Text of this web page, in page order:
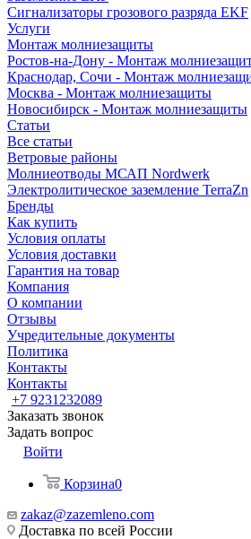
Сигнализаторы грозового разряда EKF
Услуги
Монтаж молниезащиты
Ростов-на-Дону - Монтаж
Краснодар, Сочи - Монтаж
Москва - Монтаж молниезащиты
Новосибирск - Монтаж молниезащиты
Статьи
Все статьи
Ветровые районы
Молниеотводы МСАП Nordwerk
Электролитическое заземление TerraZn
Бренды
Как купить
Условия оплаты
Условия доставки
Гарантия на товар
Компания
О компании
Отзывы
Учредительные документы
Политика
Контакты
Контакты
+7 9231232089
Заказать звонок
Задать вопрос
Войти
Корзина0
zakaz@zazemleno.com
Доставка по всей России